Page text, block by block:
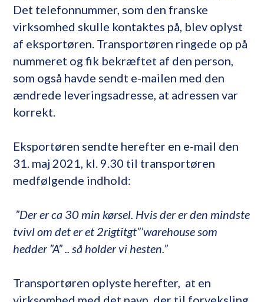
Det telefonnummer, som den franske
virksomhed skulle kontaktes på, blev oplyst
af eksportøren. Transportøren ringede op på
nummeret og fik bekræftet af den person,
som også havde sendt e-mailen med den
ændrede leveringsadresse, at adressen var
korrekt.
Eksportøren sendte herefter en e-mail den
31. maj 2021, kl. 9.30 til transportøren
medfølgende indhold:
”Der er ca 30 min kørsel. Hvis der er den mindste
tvivl om det er et 2rigtitgt”’warehouse som
hedder ”A” .. så holder vi hesten.”
Transportøren oplyste herefter, at en